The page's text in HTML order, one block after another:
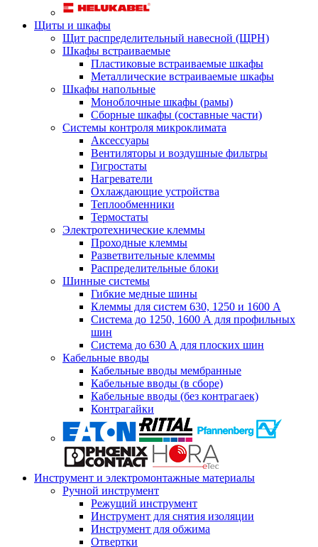
Щиты и шкафы
Щит распределительный навесной (ЩРН)
Шкафы встраиваемые
Пластиковые встраиваемые шкафы
Металлические встраиваемые шкафы
Шкафы напольные
Моноблочные шкафы (рамы)
Сборные шкафы (составные части)
Системы контроля микроклимата
Аксессуары
Вентиляторы и воздушные фильтры
Гигростаты
Нагреватели
Охлаждающие устройства
Теплообменники
Термостаты
Электротехнические клеммы
Проходные клеммы
Разветвительные клеммы
Распределительные блоки
Шинные системы
Гибкие медные шины
Клеммы для систем 630, 1250 и 1600 А
Система до 1250, 1600 А для профильных
шин
Система до 630 А для плоских шин
Кабельные вводы
Кабельные вводы мембранные
Кабельные вводы (в сборе)
Кабельные вводы (без контрагаек)
Контрагайки
Инструмент и электромонтажные материалы
Ручной инструмент
Режущий инструмент
Инструмент для снятия изоляции
Инструмент для обжима
Отвертки